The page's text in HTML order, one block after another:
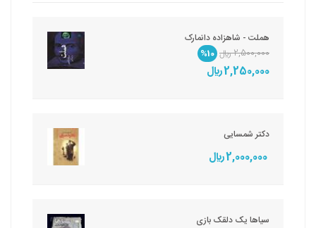
هملت - شاهزاده دانمارک
2,500,000 ريال
%10
2,250,000 ريال
دکتر شمسایی
2,000,000 ريال
سیاها یک دلقک بازی